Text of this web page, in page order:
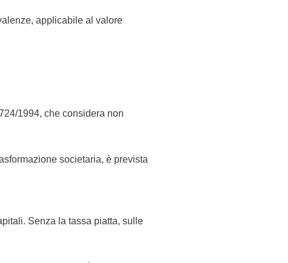
applicabile al valore
1994, che considera non
societaria, è prevista
Senza la tassa piatta, sulle